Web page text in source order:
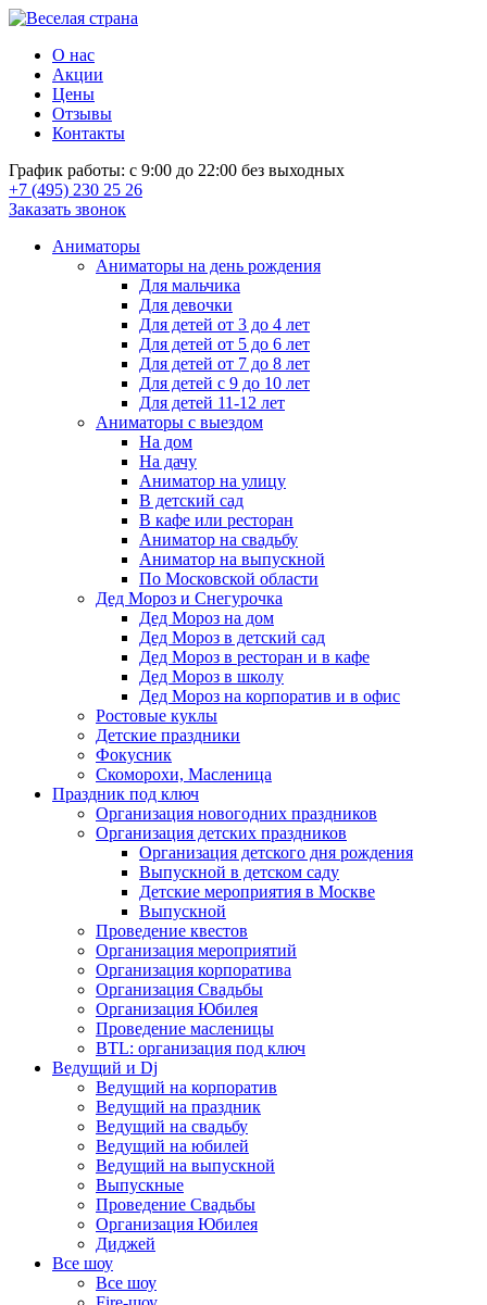
О нас
Акции
Цены
Отзывы
Контакты
График работы: с 9:00 до 22:00 без выходных
+7 (495) 230 25 26
Заказать звонок
Аниматоры
Аниматоры на день рождения
Для мальчика
Для девочки
Для детей от 3 до 4 лет
Для детей от 5 до 6 лет
Для детей от 7 до 8 лет
Для детей с 9 до 10 лет
Для детей 11-12 лет
Аниматоры с выездом
На дом
На дачу
Аниматор на улицу
В детский сад
В кафе или ресторан
Аниматор на свадьбу
Аниматор на выпускной
По Московской области
Дед Мороз и Снегурочка
Дед Мороз на дом
Дед Мороз в детский сад
Дед Мороз в ресторан и в кафе
Дед Мороз в школу
Дед Мороз на корпоратив и в офис
Ростовые куклы
Детские праздники
Фокусник
Скоморохи, Масленица
Праздник под ключ
Организация новогодних праздников
Организация детских праздников
Организация детского дня рождения
Выпускной в детском саду
Детские мероприятия в Москве
Выпускной
Проведение квестов
Организация мероприятий
Организация корпоратива
Организация Свадьбы
Организация Юбилея
Проведение масленицы
BTL: организация под ключ
Ведущий и Dj
Ведущий на корпоратив
Ведущий на праздник
Ведущий на свадьбу
Ведущий на юбилей
Ведущий на выпускной
Выпускные
Проведение Свадьбы
Организация Юбилея
Диджей
Все шоу
Все шоу